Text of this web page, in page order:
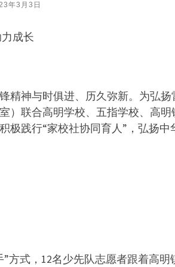
年3月3日
成长
精神与时俱进、历久弥新。为弘
）联合高明学校、五指学校、高
极践行“家校社协同育人”，弘扬中
”方式，12名少先队志愿者跟着高